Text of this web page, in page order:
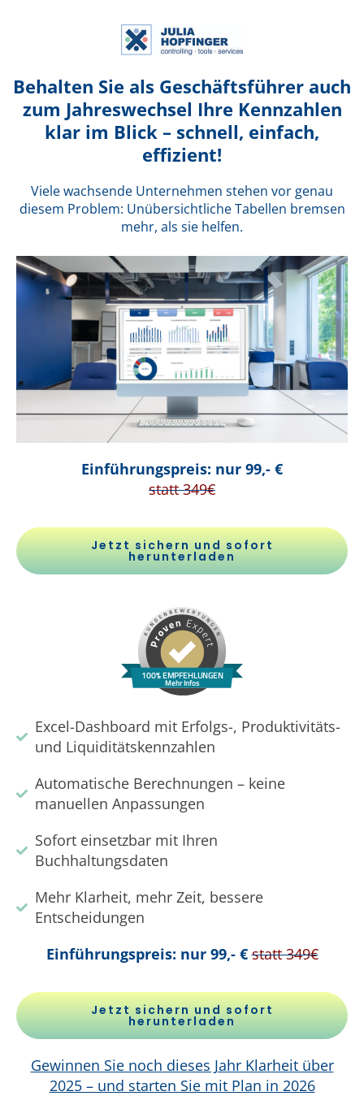
Behalten Sie als Geschäftsführer auch
zum Jahreswechsel Ihre Kennzahlen
klar im Blick – schnell, einfach,
effizient!
Viele wachsende Unternehmen stehen vor genau
diesem Problem: Unübersichtliche Tabellen bremsen
mehr, als sie helfen.
Einführungspreis: nur 99,- €
statt 349€
Jetzt sichern und sofort
herunterladen
100% EMPFEHLUNGEN
Mehr Infos
Excel-Dashboard mit Erfolgs-, Produktivitäts-
und Liquiditätskennzahlen
Automatische Berechnungen – keine
manuellen Anpassungen
Sofort einsetzbar mit Ihren
Buchhaltungsdaten
Mehr Klarheit, mehr Zeit, bessere
Entscheidungen
Einführungspreis: nur 99,- € statt 349€
Jetzt sichern und sofort
herunterladen
Gewinnen Sie noch dieses Jahr Klarheit über
2025 – und starten Sie mit Plan in 2026